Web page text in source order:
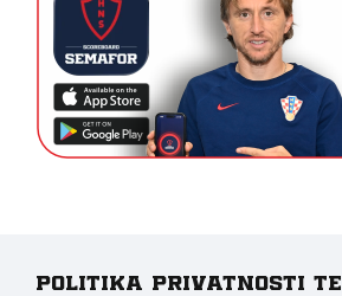
Politika privatnosti te